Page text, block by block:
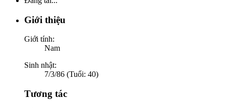
Giới thiệu
Giới tính:
Nam
Sinh nhật:
7/3/86 (Tuổi: 40)
Tương tác